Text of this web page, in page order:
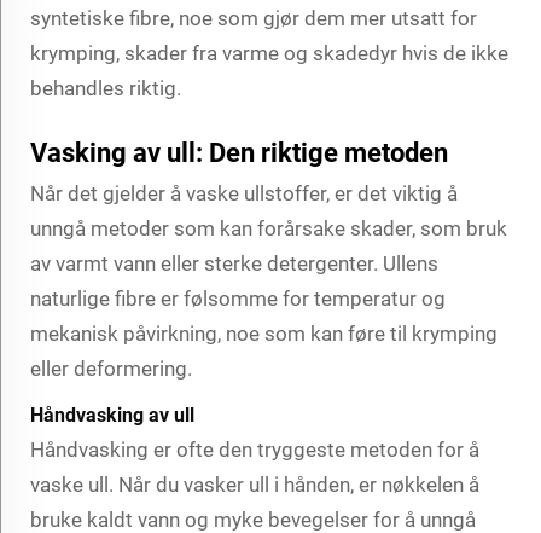
syntetiske fibre, noe som gjør dem mer utsatt for
krymping, skader fra varme og skadedyr hvis de ikke
behandles riktig.
Vasking av ull: Den riktige metoden
Når det gjelder å vaske ullstoffer, er det viktig å
unngå metoder som kan forårsake skader, som bruk
av varmt vann eller sterke detergenter. Ullens
naturlige fibre er følsomme for temperatur og
mekanisk påvirkning, noe som kan føre til krymping
eller deformering.
Håndvasking av ull
Håndvasking er ofte den tryggeste metoden for å
vaske ull. Når du vasker ull i hånden, er nøkkelen å
bruke kaldt vann og myke bevegelser for å unngå